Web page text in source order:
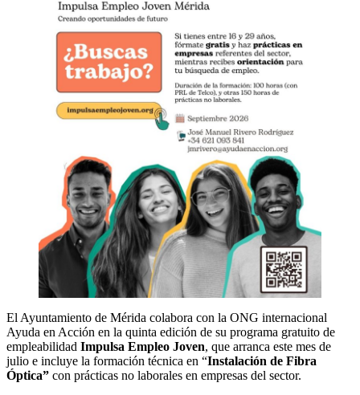
El Ayuntamiento de Mérida colabora con la ONG internacional
Ayuda en Acción en la quinta edición de su programa gratuito de
empleabilidad Impulsa Empleo Joven, que arranca este mes de
julio e incluye la formación técnica en “Instalación de Fibra
Óptica” con prácticas no laborales en empresas del sector.